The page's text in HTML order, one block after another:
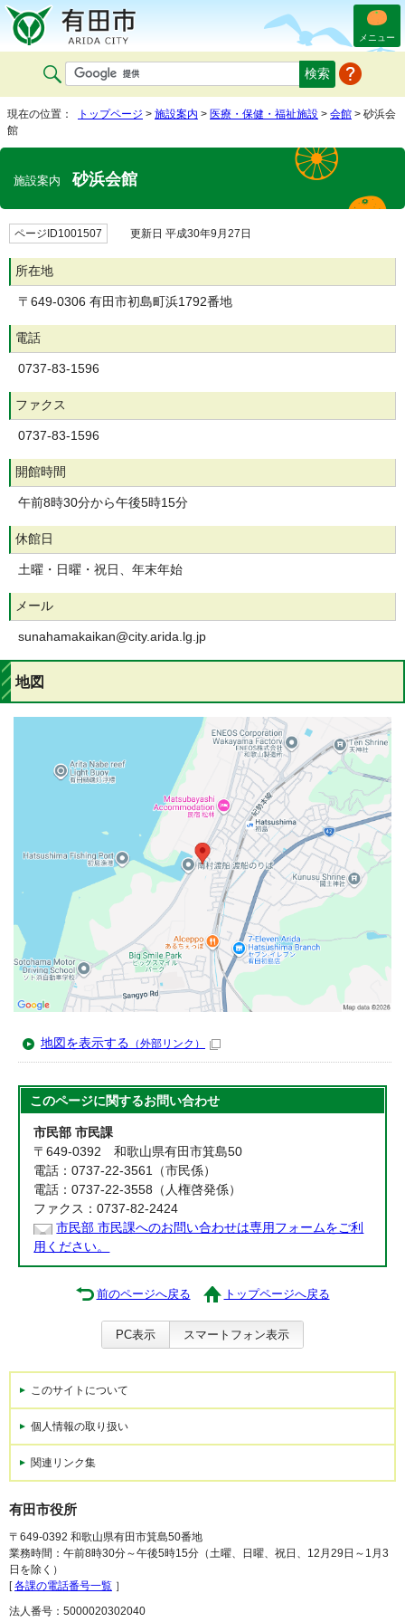
メニュー
現在の位置： トップページ > 施設案内 > 医療・保健・福祉施設 > 会館 > 砂浜会
館
施設案内砂浜会館
ページID1001507 更新日 平成30年9月27日
所在地
〒649-0306 有田市初島町浜1792番地
電話
0737-83-1596
ファクス
0737-83-1596
開館時間
午前8時30分から午後5時15分
休館日
土曜・日曜・祝日、年末年始
メール
sunahamakaikan@city.arida.lg.jp
地図
地図を表示する （外部リンク）
このページに関するお問い合わせ
市民部 市民課
〒649-0392 和歌山県有田市箕島50
電話：0737-22-3561（市民係）
電話：0737-22-3558（人権啓発係）
ファクス：0737-82-2424
市民部 市民課へのお問い合わせは専用フォームをご利
用ください。
前のページへ戻る トップページへ戻る
PC表示 スマートフォン表示
このサイトについて
個人情報の取り扱い
関連リンク集
有田市役所
〒649-0392 和歌山県有田市箕島50番地
業務時間：午前8時30分～午後5時15分（土曜、日曜、祝日、12月29日～1月3
日を除く）
[各課の電話番号一覧 ］
法人番号：5000020302040